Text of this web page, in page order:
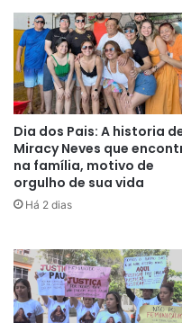
Dia dos Pais: A historia
Miracy Neves que
na família, motivo de
orgulho de sua vida
Há 2 dias